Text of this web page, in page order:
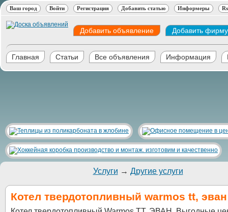
Ваш город Войти Регистрация Добавить статью Информеры
Добавить объявление Добавить фирму
Главная Статьи Все объявления Информация
Услуги → Другие услуги
Котел твердотопливный warmos tt, эван